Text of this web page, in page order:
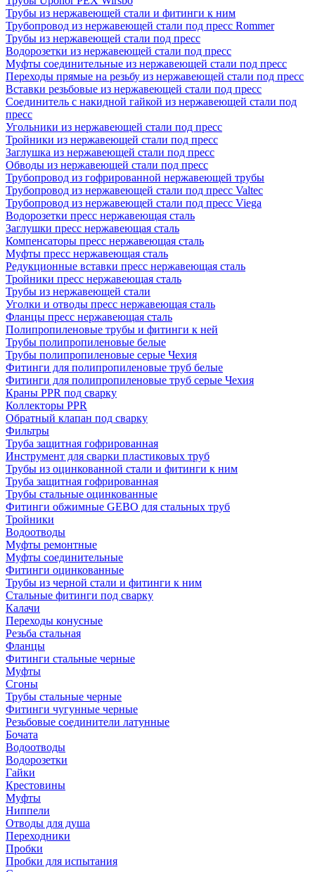
Трубы из нержавеющей стали и фитинги к ним
Трубопровод из нержавеющей стали под пресс Rommer
Трубы из нержавеющей стали под пресс
Водорозетки из нержавеющей стали под пресс
Муфты соединительные из нержавеющей стали под пресс
Переходы прямые на резьбу из нержавеющей стали под пресс
Вставки резьбовые из нержавеющей стали под пресс
Соединитель с накидной гайкой из нержавеющей стали под
пресс
Угольники из нержавеющей стали под пресс
Тройники из нержавеющей стали под пресс
Заглушка из нержавеющей стали под пресс
Обводы из нержавеющей стали под пресс
Трубопровод из гофрированной нержавеющей трубы
Трубопровод из нержавеющей стали под пресс Valtec
Трубопровод из нержавеющей стали под пресс Viega
Водорозетки пресс нержавеющая сталь
Заглушки пресс нержавеющая сталь
Компенсаторы пресс нержавеющая сталь
Муфты пресс нержавеющая сталь
Редукционные вставки пресс нержавеющая сталь
Тройники пресс нержавеющая сталь
Трубы из нержавеющей стали
Уголки и отводы пресс нержавеющая сталь
Фланцы пресс нержавеющая сталь
Полипропиленовые трубы и фитинги к ней
Трубы полипропиленовые белые
Трубы полипропиленовые серые Чехия
Фитинги для полипропиленовые труб белые
Фитинги для полипропиленовые труб серые Чехия
Краны PPR под сварку
Коллекторы PPR
Обратный клапан под сварку
Фильтры
Труба защитная гофрированная
Инструмент для сварки пластиковых труб
Трубы из оцинкованной стали и фитинги к ним
Труба защитная гофрированная
Трубы стальные оцинкованные
Фитинги обжимные GEBO для стальных труб
Тройники
Водоотводы
Муфты ремонтные
Муфты соединительные
Фитинги оцинкованные
Трубы из черной стали и фитинги к ним
Стальные фитинги под сварку
Калачи
Переходы конусные
Резьба стальная
Фланцы
Фитинги стальные черные
Муфты
Сгоны
Трубы стальные черные
Фитинги чугунные черные
Резьбовые соединители латунные
Бочата
Водоотводы
Водорозетки
Гайки
Крестовины
Муфты
Ниппели
Отводы для душа
Переходники
Пробки
Пробки для испытания